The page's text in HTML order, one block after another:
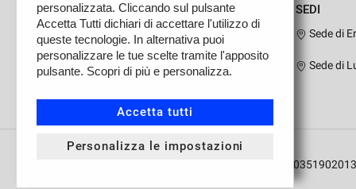
SEDI
Sede di
Sede di
Copyright © 2026 Auto Drive M.G.M. S.R.L. - P.IVA
personalizzata. Cliccando sul pulsante
Accetta Tutti dichiari di accettare l'utilizzo di
queste tecnologie. In alternativa puoi
personalizzare le tue scelte tramite l'apposito
pulsante. Scopri di più e personalizza.
Accetta tutti
Personalizza le impostazioni
Leggi
cookie